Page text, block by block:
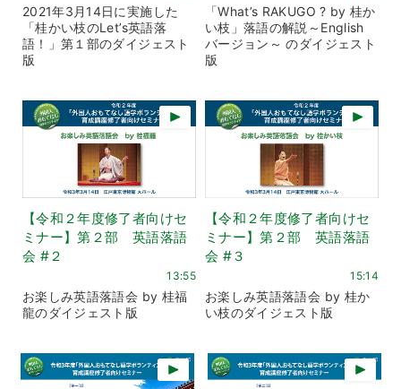
2021年3月14日に実施した
「桂かい枝のLet’s英語落
語！」第１部のダイジェスト
版
「What’s RAKUGO ? by 桂か
い枝」落語の解説～English
バージョン～ のダイジェスト
版
【令和２年度修了者向けセ
ミナー】第２部 英語落語
会 #２
13:55
お楽しみ英語落語会 by 桂福
龍のダイジェスト版
【令和２年度修了者向けセ
ミナー】第２部 英語落語
会 #３
15:14
お楽しみ英語落語会 by 桂か
い枝のダイジェスト版